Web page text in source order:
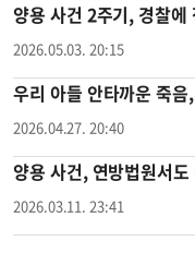
양용 사건 2주기, 경찰에
2026.05.03. 20:15
우리 아들 안타까운 죽음
2026.04.27. 20:40
양용 사건, 연방법원서
2026.03.11. 23:41